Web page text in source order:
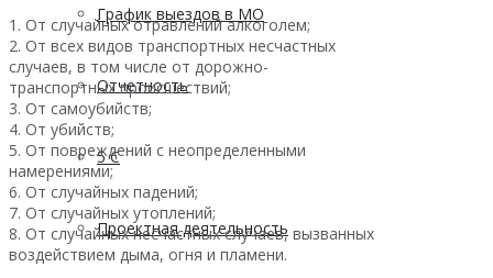
График выездов в МО
Отчетность
5 С
Проектная деятельность
1. От случайных отравлений алкоголем;
2. От всех видов транспортных несчастных
случаев, в том числе от дорожно-
транспортных происшествий;
3. От самоубийств;
4. От убийств;
5. От повреждений с неопределенными
намерениями;
6. От случайных падений;
7. От случайных утоплений;
8. От случайных несчастных случаев, вызванных
воздействием дыма, огня и пламени.